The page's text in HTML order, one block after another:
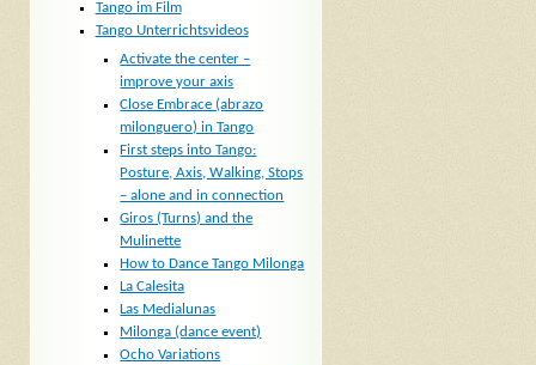
Tango im Film
Tango Unterrichtsvideos
Activate the center –
improve your axis
Close Embrace (abrazo
milonguero) in Tango
First steps into Tango:
Posture, Axis, Walking, Stops
– alone and in connection
Giros (Turns) and the
Mulinette
How to Dance Tango Milonga
La Calesita
Las Medialunas
Milonga (dance event)
Ocho Variations